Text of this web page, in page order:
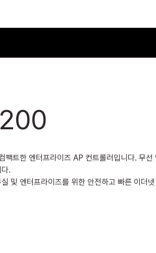
팩트한 엔터프라이즈 AP 컨트롤러입니다. 무
.
및 엔터프라이즈를 위한 안전하고 빠른 이더